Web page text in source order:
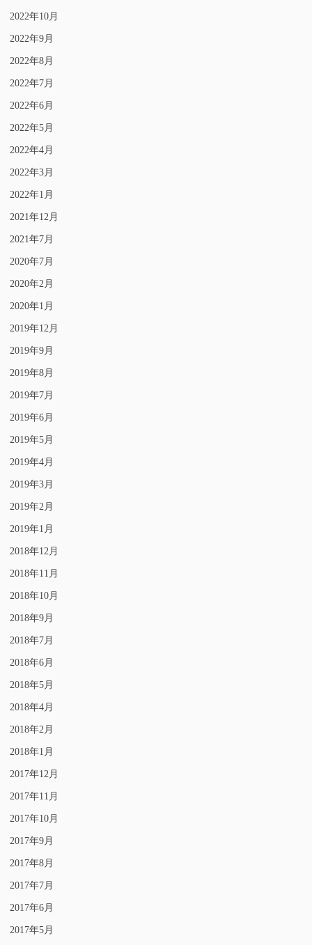
2022年10月
2022年9月
2022年8月
2022年7月
2022年6月
2022年5月
2022年4月
2022年3月
2022年1月
2021年12月
2021年7月
2020年7月
2020年2月
2020年1月
2019年12月
2019年9月
2019年8月
2019年7月
2019年6月
2019年5月
2019年4月
2019年3月
2019年2月
2019年1月
2018年12月
2018年11月
2018年10月
2018年9月
2018年7月
2018年6月
2018年5月
2018年4月
2018年2月
2018年1月
2017年12月
2017年11月
2017年10月
2017年9月
2017年8月
2017年7月
2017年6月
2017年5月